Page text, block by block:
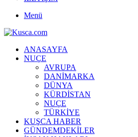
Menü
ANASAYFA
NUÇE
AVRUPA
DANİMARKA
DÜNYA
KÜRDİSTAN
NUÇE
TÜRKİYE
KUŞCA HABER
GÜNDEMDEKİLER